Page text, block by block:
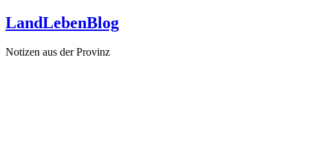
Zum
Inhalt
LandLebenBlog
Notizen aus der Provinz